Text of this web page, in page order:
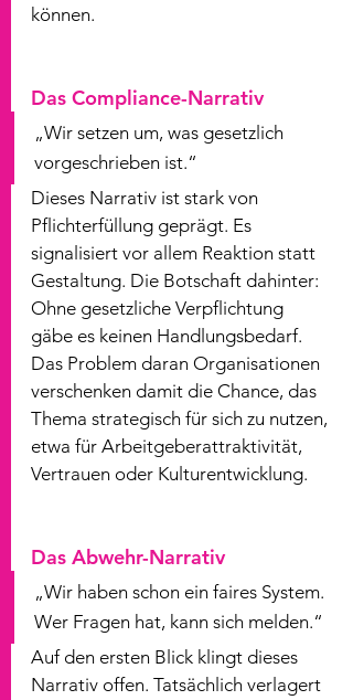
können.
Das Compliance-Narrativ
„Wir setzen um, was gesetzlich
vorgeschrieben ist.“
Dieses Narrativ ist stark von
Pflichterfüllung geprägt. Es
signalisiert vor allem Reaktion statt
Gestaltung. Die Botschaft dahinter:
Ohne gesetzliche Verpflichtung
gäbe es keinen Handlungsbedarf.
Das Problem daran Organisationen
verschenken damit die Chance, das
Thema strategisch für sich zu nutzen,
etwa für Arbeitgeberattraktivität,
Vertrauen oder Kulturentwicklung.
Das Abwehr-Narrativ
„Wir haben schon ein faires System.
Wer Fragen hat, kann sich melden.“
Auf den ersten Blick klingt dieses
Narrativ offen. Tatsächlich verlagert